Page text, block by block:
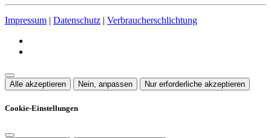
Impressum | Datenschutz | Verbraucherschlichtung
Alle akzeptieren Nein, anpassen Nur erforderliche akzeptieren
Cookie-Einstellungen